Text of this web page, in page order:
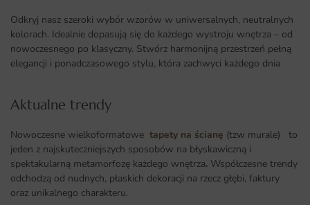
Odkryj nasz szeroki wybór wzorów w uniwersalnych, neutralnych
kolorach. Idealnie dopasują się do każdego wystroju wnętrza – od
nowoczesnego po klasyczny. Stwórz harmonijną przestrzeń pełną
elegancji i ponadczasowego stylu, która zachwyci każdego dnia
Aktualne trendy​
Nowoczesne wielkoformatowe tapety na ścianę (tzw murale) to
jeden z najskuteczniejszych sposobów na błyskawiczną i
spektakularną metamorfozę każdego wnętrza. Współczesne trendy
odchodzą od nudnych, płaskich dekoracji na rzecz głębi, faktury
oraz unikalnego charakteru.